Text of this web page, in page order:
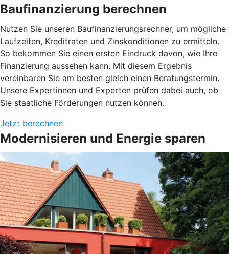
Baufinanzierung berechnen
Nutzen Sie unseren Baufinanzierungsrechner, um mögliche
Laufzeiten, Kreditraten und Zinskonditionen zu ermitteln.
So bekommen Sie einen ersten Eindruck davon, wie Ihre
Finanzierung aussehen kann. Mit diesem Ergebnis
vereinbaren Sie am besten gleich einen Beratungstermin.
Unsere Expertinnen und Experten prüfen dabei auch, ob
Sie staatliche Förderungen nutzen können.
Jetzt berechnen
Modernisieren und Energie sparen